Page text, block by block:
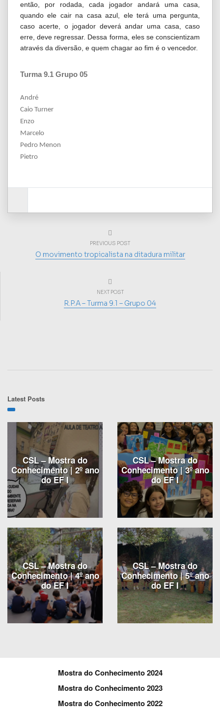
então, por rodada, cada jogador andará uma casa,
quando ele cair na casa azul, ele terá uma pergunta,
caso acerte, o jogador deverá andar uma casa, caso
erre, deve regressar. Dessa forma, eles se conscientizam
através da diversão, e quem chagar ao fim é o vencedor.
Turma 9.1 Grupo 05
André
Caio Turner
Enzo
Marcelo
Pedro Menon
Pietro
PREVIOUS POST
O movimento tropicalista na ditadura militar
NEXT POST
R.P.A – Turma 9.1 – Grupo 04
Latest Posts
CSL – Mostra do
Conhecimento | 2º ano
do EF I
CSL – Mostra do
Conhecimento | 3º ano
do EF I
CSL – Mostra do
Conhecimento | 4º ano
do EF I
CSL – Mostra do
Conhecimento | 5º ano
do EF I
Mostra do Conhecimento 2024
Mostra do Conhecimento 2023
Mostra do Conhecimento 2022